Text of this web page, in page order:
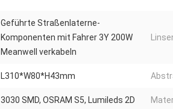
Geführte Straßenlaterne-
Komponenten mit Fahrer 3Y 200W
Meanwell verkabeln
L310*W80*H43mm
3030 SMD, OSRAM S5, Lumileds 2D